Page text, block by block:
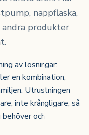
nappflaska,
andra produkter
av lösningar:
en kombination,
Utrustningen
inte krångligare, så
och